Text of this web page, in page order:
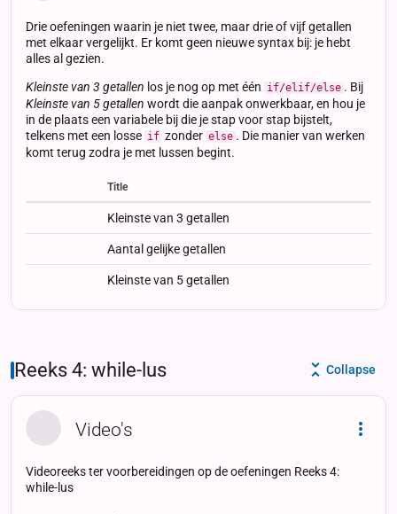
Drie oefeningen waarin je niet twee, maar drie of vijf getallen
met elkaar vergelijkt. Er komt geen nieuwe syntax bij: je hebt
alles al gezien.
Kleinste van 3 getallen los je nog op met één if/elif/else . Bij
Kleinste van 5 getallen wordt die aanpak onwerkbaar, en hou je
in de plaats een variabele bij die je stap voor stap bijstelt,
telkens met een losse if zonder else . Die manier van werken
komt terug zodra je met lussen begint.
StatusStatus Type
Title
Kleinste van 3 getallen
Aantal gelijke getallen
Kleinste van 5 getallen
Reeks 4: while-lus Collapse
Video's
Videoreeks ter voorbereidingen op de oefeningen Reeks 4:
while-lus